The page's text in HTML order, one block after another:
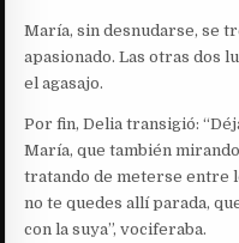
María, sin desnudarse, se
apasionado. Las otras dos
el agasajo.
Por fin, Delia transigió:
María, que también
tratando de meterse entre
no te quedes allí parada,
con la suya”, vociferaba.